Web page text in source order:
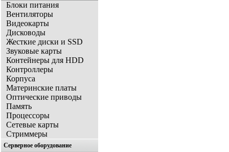
Блоки питания
Вентиляторы
Видеокарты
Дисководы
Жесткие диски и SSD
Звуковые карты
Контейнеры для HDD
Контроллеры
Корпуса
Материнские платы
Оптические приводы
Память
Процессоры
Сетевые карты
Стриммеры
Серверное оборудование